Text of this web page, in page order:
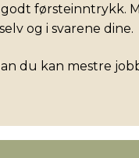
førsteinntrykk.
og i svarene dine.
du kan mestre